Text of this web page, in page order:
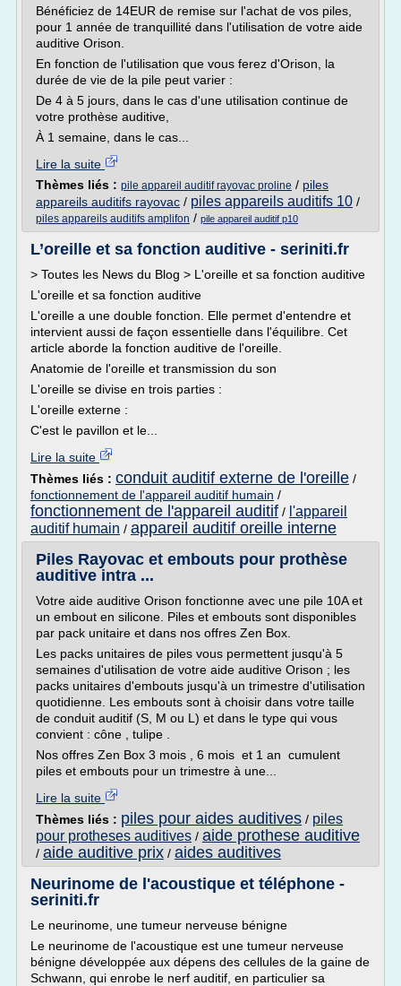
Bénéficiez de 14EUR de remise sur l'achat de vos piles,
pour 1 année de tranquillité dans l'utilisation de votre aide
auditive Orison.
En fonction de l'utilisation que vous ferez d'Orison, la
durée de vie de la pile peut varier :
De 4 à 5 jours, dans le cas d'une utilisation continue de
votre prothèse auditive,
À 1 semaine, dans le cas...
Lire la suite
Thèmes liés : pile appareil auditif rayovac proline / piles
appareils auditifs rayovac / piles appareils auditifs 10 /
piles appareils auditifs amplifon / pile appareil auditif p10
L’oreille et sa fonction auditive - seriniti.fr
> Toutes les News du Blog > L'oreille et sa fonction auditive
L'oreille et sa fonction auditive
L'oreille a une double fonction. Elle permet d'entendre et
intervient aussi de façon essentielle dans l'équilibre. Cet
article aborde la fonction auditive de l'oreille.
Anatomie de l'oreille et transmission du son
L'oreille se divise en trois parties :
L'oreille externe :
C'est le pavillon et le...
Lire la suite
Thèmes liés : conduit auditif externe de l'oreille /
fonctionnement de l'appareil auditif humain /
fonctionnement de l'appareil auditif / l'appareil
auditif humain / appareil auditif oreille interne
Piles Rayovac et embouts pour prothèse
auditive intra ...
Votre aide auditive Orison fonctionne avec une pile 10A et
un embout en silicone. Piles et embouts sont disponibles
par pack unitaire et dans nos offres Zen Box.
Les packs unitaires de piles vous permettent jusqu'à 5
semaines d'utilisation de votre aide auditive Orison ; les
packs unitaires d'embouts jusqu'à un trimestre d'utilisation
quotidienne. Les embouts sont à choisir dans votre taille
de conduit auditif (S, M ou L) et dans le type qui vous
convient : cône , tulipe .
Nos offres Zen Box 3 mois , 6 mois et 1 an cumulent
piles et embouts pour un trimestre à une...
Lire la suite
Thèmes liés : piles pour aides auditives / piles
pour protheses auditives / aide prothese auditive
/ aide auditive prix / aides auditives
Neurinome de l'acoustique et téléphone -
seriniti.fr
Le neurinome, une tumeur nerveuse bénigne
Le neurinome de l'acoustique est une tumeur nerveuse
bénigne développée aux dépens des cellules de la gaine de
Schwann, qui enrobe le nerf auditif, en particulier sa